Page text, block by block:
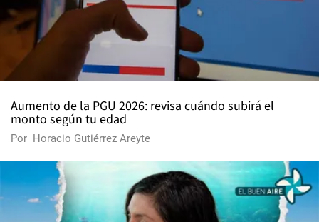
Aumento de la PGU 2026: revisa cuándo subirá el
monto según tu edad
Por Horacio Gutiérrez Areyte